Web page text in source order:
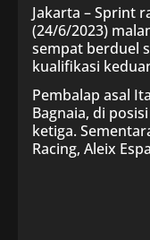
Jakarta – Sprint
(24/6/2023)
sempat berduel
kualifikasi
Pembalap asal
Bagnaia, di
ketiga.
Racing, Aleix